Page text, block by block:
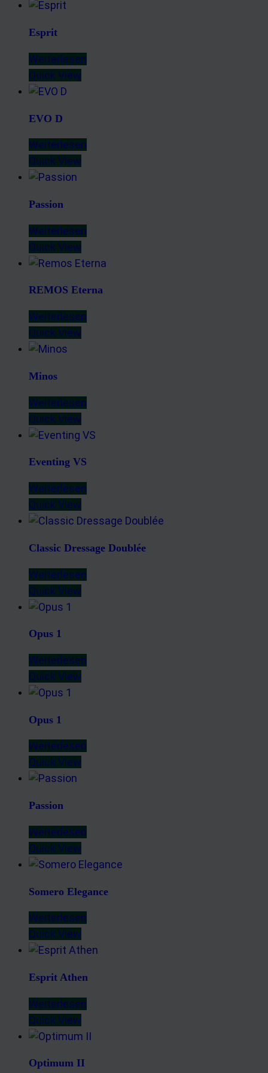
Esprit
Weiterlesen
Quick View
EVO D
Weiterlesen
Quick View
Passion
Weiterlesen
Quick View
REMOS Eterna
Weiterlesen
Quick View
Minos
Weiterlesen
Quick View
Eventing VS
Weiterlesen
Quick View
Classic Dressage Doublée
Weiterlesen
Quick View
Opus 1
Weiterlesen
Quick View
Opus 1
Weiterlesen
Quick View
Passion
Weiterlesen
Quick View
Somero Elegance
Weiterlesen
Quick View
Esprit Athen
Weiterlesen
Quick View
Optimum II